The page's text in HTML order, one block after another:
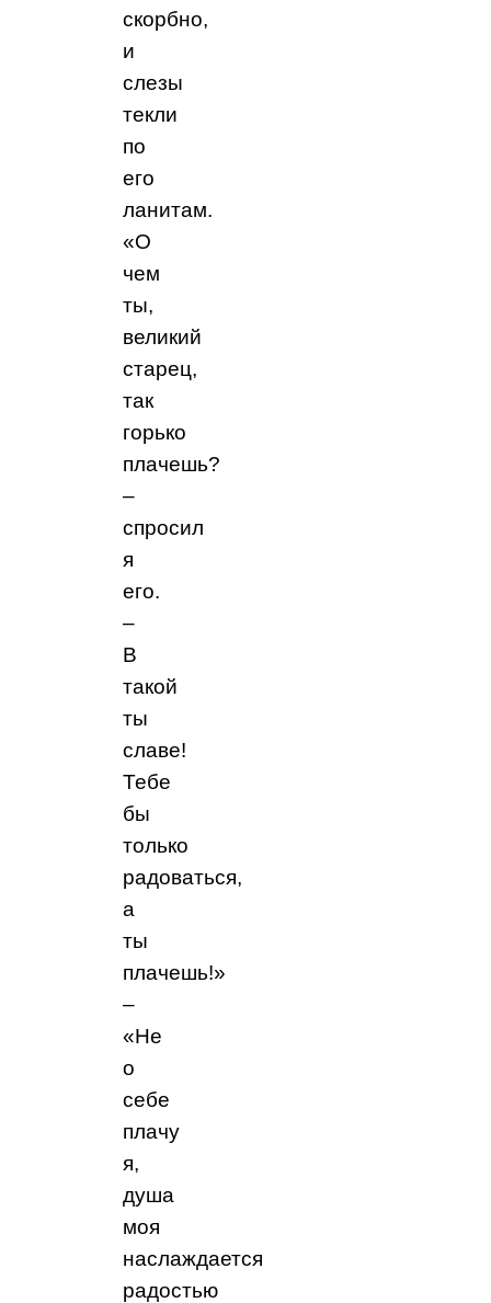
скорбно,
и
слезы
текли
по
его
ланитам.
«О
чем
ты,
великий
старец,
так
горько
плачешь?
–
спросил
я
его.
–
В
такой
ты
славе!
Тебе
бы
только
радоваться,
а
ты
плачешь!»
–
«Не
о
себе
плачу
я,
душа
моя
наслаждается
радостью